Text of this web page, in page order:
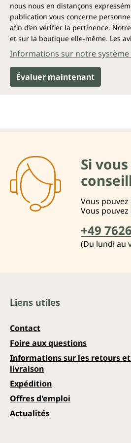
nous nous en distançons
publication vous concerne
afin d’en vérifier la pertinence.
et sur la boutique elle-même. Les
Informations sur notre
Évaluer maintenant
Si
Vous
Vous
+49
(Du lundi au
Liens utiles
Contact
Foire aux questions
Informations sur les retours
livraison
Expédition
Offres d'emploi
Actualités